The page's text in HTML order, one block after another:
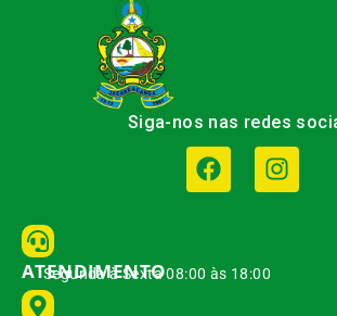
Siga-nos nas redes
ATENDIMENTO
Segunda à Sexta 08:00 às 18:00